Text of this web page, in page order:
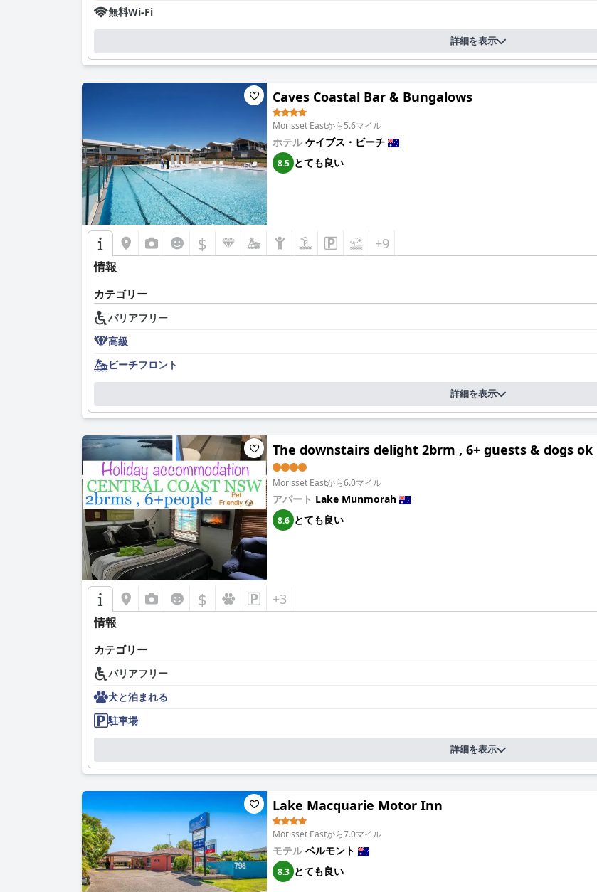
無料Wi-Fi
詳細を表示
Caves Coastal Bar & Bungalows
Morisset Eastから5.6マイル
ホテルケイブス・ビーチ
8.5 とても良い
$ +9
情報
カテゴリー
バリアフリー
高級
ビーチフロント
詳細を表示
The downstairs delight 2brm , 6+ guests & dogs ok
Morisset Eastから6.0マイル
アパート Lake Munmorah
8.6 とても良い
$ +3
情報
カテゴリー
バリアフリー
犬と泊まれる
駐車場
詳細を表示
Lake Macquarie Motor Inn
Morisset Eastから7.0マイル
モテルベルモント
8.3 とても良い